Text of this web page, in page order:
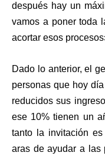
después hay un
vamos a poner toda
acortar esos
Dado lo anterior, el
personas que hoy
reducidos sus
ese 10% tienen un
tanto la invitación
aras de ayudar a las